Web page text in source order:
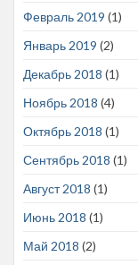
Февраль 2019 (1)
Январь 2019 (2)
Декабрь 2018 (1)
Ноябрь 2018 (4)
Октябрь 2018 (1)
Сентябрь 2018 (1)
Август 2018 (1)
Июнь 2018 (1)
Май 2018 (2)